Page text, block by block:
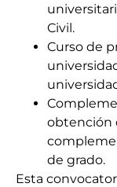
Civil.
Curso de
obtención
de grado.
Esta